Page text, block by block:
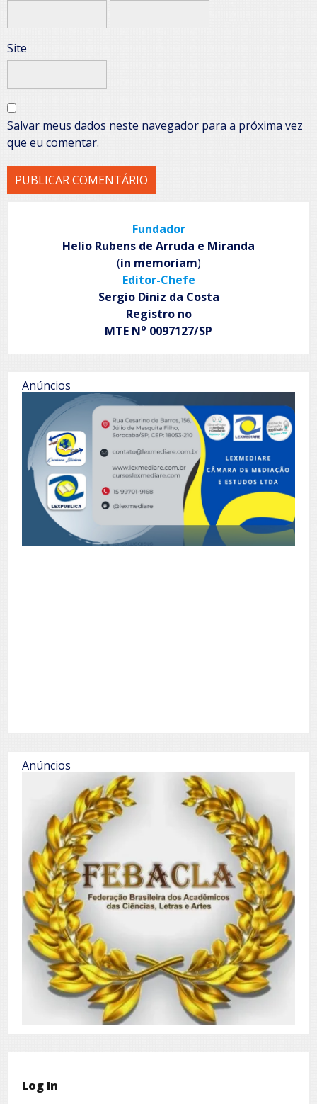
Site
Salvar meus dados neste navegador para a próxima vez
que eu comentar.
Fundador
Helio Rubens de Arruda e Miranda
(in memoriam)
Editor-Chefe
Sergio Diniz da Costa
Registro no
MTE No 0097127/SP
Anúncios
Anúncios
Log In